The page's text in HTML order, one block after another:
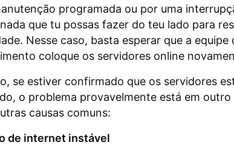
programada ou por uma
que tu possas fazer do teu lado para
Nesse caso, basta esperar que a equipe
coloque os servidores online
se estiver confirmado que os servidores
o problema provavelmente está em outro
causas comuns:
de internet instável